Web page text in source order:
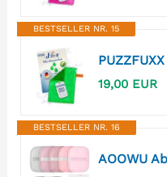
BESTSELLER NR. 15
19,00 EUR
BESTSELLER NR. 16